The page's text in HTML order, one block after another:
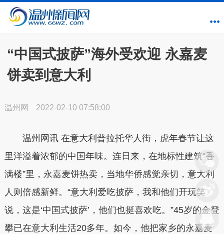
“中国式披萨”海外受欢迎 永嘉麦
饼卖到意大利
温州网 2022-02-10 07:58:00
温州网讯 在意大利普拉托华人街，虎年春节让这
里洋溢着浓郁的中国年味。连日来，在地标性建筑“香
满楼”里，永嘉麦饼热卖，当地华侨感觉亲切，意大利
人则倍感新鲜。“意大利爱吃披萨，我和他们开玩笑
说，这是‘中国式披萨’，他们也挺喜欢吃。”45岁的金登
攀已在意大利生活20多年。如今，他把家乡的永嘉麦